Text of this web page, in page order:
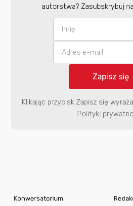
autorstwa? Zasubskrybuj
Klikając przycisk Zapisz się
Polityki
Konwersatorium